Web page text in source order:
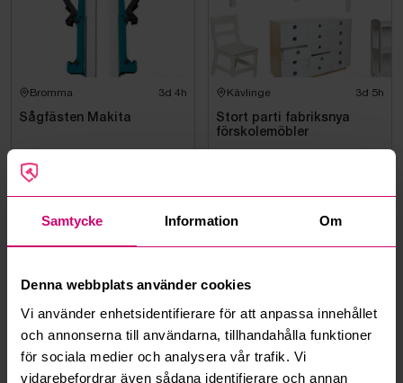
Samtycke Information Om
Denna webbplats använder cookies
Vi använder enhetsidentifierare för att anpassa innehållet
och annonserna till användarna, tillhandahålla funktioner
för sociala medier och analysera vår trafik. Vi
vidarebefordrar även sådana identifierare och annan
Bromma 3d 4h
Sågfästen Makita
Kävlinge 3d 5h
Stort parti fabriksnya
förskolemöbler
Mercedes-Benz SPRINTER
-2016 | DIESEL
Smedjebacken
Saxlift JLG 4069LE | 14 m |
Nya Batterier | Endast 475
h